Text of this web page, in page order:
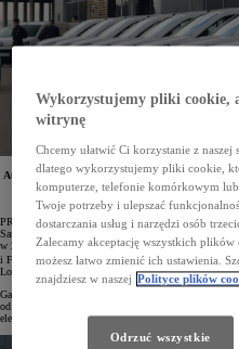
Autoryzowany Salon Dilerski Toyota Sosnowiec
Kominiarzy. Pojazdy te będą wspierać
PROACE CITY to najpopularniejszy pojazd
Samochód jest oferowany jako osobowy model
w 2 długościach nadwozia – Standard oraz Long. Do
i Furgon Brygadowy Active. Pojemność użytkowa
Long z systemem Smart Cargo), a ładowność – do
Gama napędów w przypadku modelu PROACE
od 100 do 130 KM, a także benzynowy silnik 1.2 D-
elektrycznym o mocy 136 KM mocy.
Wykorzystujemy pliki cookie,
witrynę
Chcemy ułatwić Ci korzystanie z naszej
dlatego wykorzystujemy pliki cookie,
komputerze, telefonie komórkowym
Twoje potrzeby i ulepszać
dostarczania usług i narzędzi osób
Zalecamy akceptację wszystkich
możesz łatwo zmienić ich ustawienia.
znajdziesz w naszej Polityce plików
Odrzuć wszystkie